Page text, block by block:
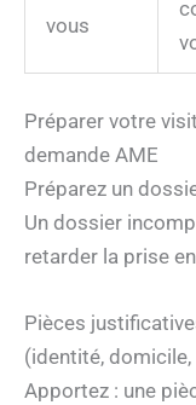
vous
Préparer votre
demande AME
Préparez un
Un dossier
retarder la prise
Pièces
(identité,
Apportez : une